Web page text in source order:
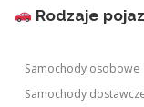
Rodzaje
Samochody osobowe
Samochody